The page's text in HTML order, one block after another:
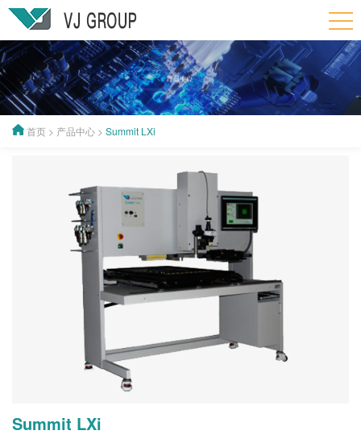
首页 > 产品中心 > Summit LXi
Summit LXi